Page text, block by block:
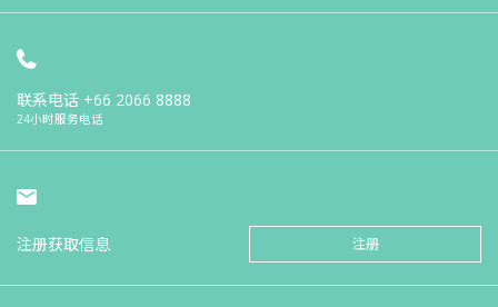
联系电话 +66 2066 8888
24小时服务电话
注册获取信息 注册